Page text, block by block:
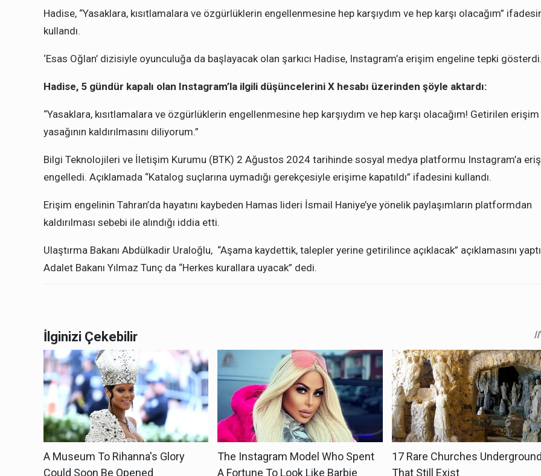
Hadise, “Yasaklara, kısıtlamalara ve özgürlüklerin engellenmesine hep karşıydım ve hep karşı olacağım”
kullandı.
‘Esas Oğlan’ dizisiyle oyunculuğa da başlayacak olan şarkıcı Hadise, Instagram’a erişim engeline tepki
Hadise, 5 gündür kapalı olan Instagram’la ilgili düşüncelerini X hesabı üzerinden şöyle aktardı:
“Yasaklara, kısıtlamalara ve özgürlüklerin engellenmesine hep karşıydım ve hep karşı olacağım! Getirilen erişim
yasağının kaldırılmasını diliyorum.”
Bilgi Teknolojileri ve İletişim Kurumu (BTK) 2 Ağustos 2024 tarihinde sosyal medya platformu Instagram’a
engelledi. Açıklamada “Katalog suçlarına uymadığı gerekçesiyle erişime kapatıldı” ifadesini kullandı.
Erişim engelinin Tahran’da hayatını kaybeden Hamas lideri İsmail Haniye’ye yönelik paylaşımların platformdan
kaldırılması sebebi ile alındığı iddia etti.
Ulaştırma Bakanı Abdülkadir Uraloğlu, “Aşama kaydettik, talepler yerine getirilince açıklacak” açıklamasını
Adalet Bakanı Yılmaz Tunç da “Herkes kurallara uyacak” dedi.